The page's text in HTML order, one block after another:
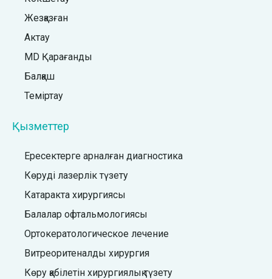
Жезқазған
Актау
MD Қарағанды
Балқаш
Теміртау
Қызметтер
Ересектерге арналған диагностика
Көруді лазерлік түзету
Катаракта хирургиясы
Балалар офтальмологиясы
Ортокератологическое лечение
Витреоритеналды хирургия
Көру қабілетін хирургиялық түзету